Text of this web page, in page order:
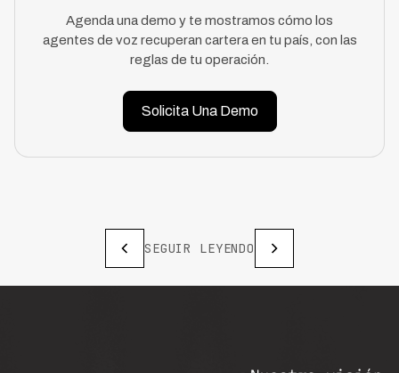
Agenda una demo y te mostramos cómo los
agentes de voz recuperan cartera en tu país, con las
reglas de tu operación.
Solicita Una Demo
SEGUIR LEYENDO